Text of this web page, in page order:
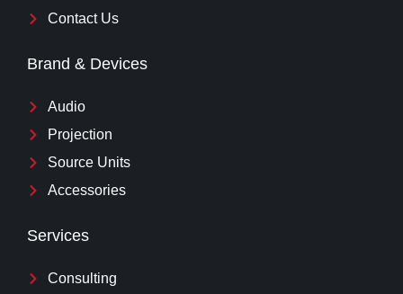
Contact Us
Brand & Devices
Audio
Projection
Source Units
Accessories
Services
Consulting